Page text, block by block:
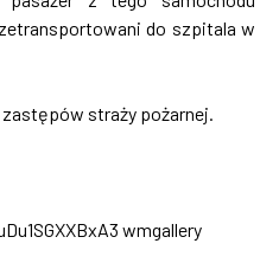
do szpitala w
straży pożarnej.